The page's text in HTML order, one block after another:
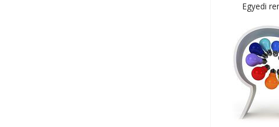
Egyedi